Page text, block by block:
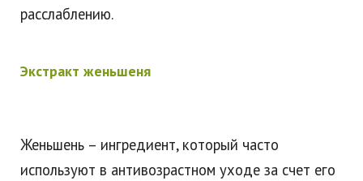
расслаблению.
Экстракт женьшеня
Женьшень – ингредиент, который часто
используют в антивозрастном уходе за счет его